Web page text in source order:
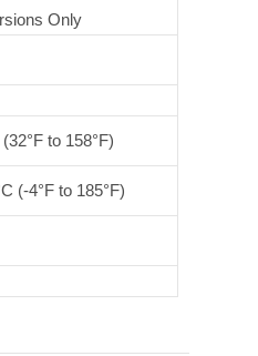
Only
to 158°F)
(-4°F to 185°F)